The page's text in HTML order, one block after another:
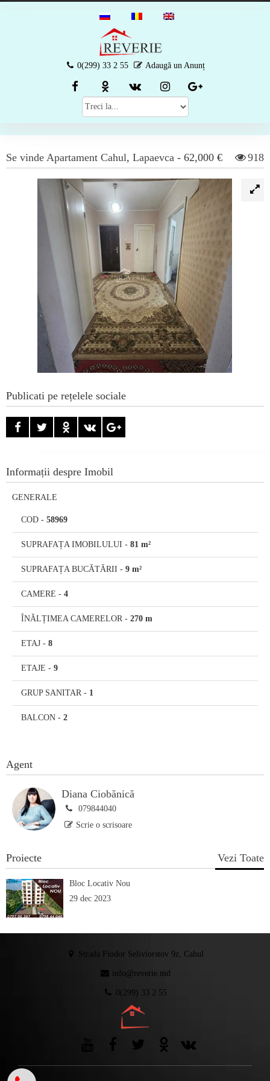
0(299) 33 2 55 Adaugă un Anunț
Se vinde Apartament Cahul, Lapaevca - 62,000 € 918
Publicati pe rețelele sociale
Informații despre Imobil
GENERALE
COD - 58969
SUPRAFAȚA IMOBILULUI - 81 m²
SUPRAFAȚA BUCĂTĂRII - 9 m²
CAMERE - 4
ÎNĂLȚIMEA CAMERELOR - 270 m
ETAJ - 8
ETAJE - 9
GRUP SANITAR - 1
BALCON - 2
Agent
Diana Ciobănică
079844040
Scrie o scrisoare
Proiecte Vezi Toate
Bloc Locativ Nou
29 dec 2023
Strada Fiodor Seliviorstov 9z, Cahul
info@reverie.md
0(299) 33 2 55